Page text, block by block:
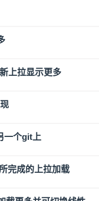
上拉显示更多
一个git上
完成的上拉加载